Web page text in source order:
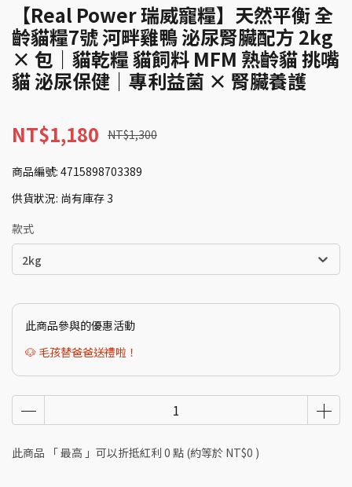
【Real Power 瑞威寵糧】天然平衡 全
齡貓糧7號 河畔雞鴨 泌尿腎臟配方 2kg
× 包｜貓乾糧 貓飼料 MFM 熟齡貓 挑嘴
貓 泌尿保健｜專利益菌 × 腎臟養護
NT$1,180 NT$1,300
商品編號: 4715898703389
供貨狀況: 尚有庫存 3
款式
2kg
此商品參與的優惠活動
🐶 毛孩替爸爸送禮啦！
此商品 「 最高 」可以折抵紅利 0 點 (約等於 NT$0 )